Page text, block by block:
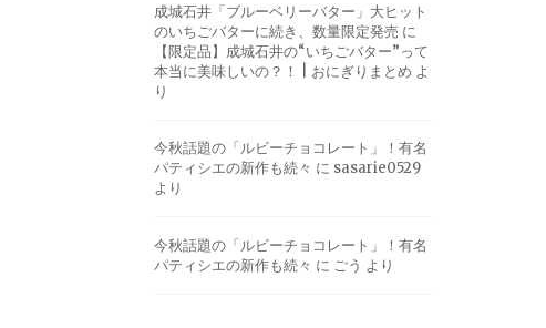
成城石井「ブルーベリーバター」大ヒット
のいちごバターに続き、数量限定発売 に
【限定品】成城石井の“いちごバター”って
本当に美味しいの？！ | おにぎりまとめ よ
り
今秋話題の「ルビーチョコレート」！有名
パティシエの新作も続々 に sasarie0529
より
今秋話題の「ルビーチョコレート」！有名
パティシエの新作も続々 に ごう より